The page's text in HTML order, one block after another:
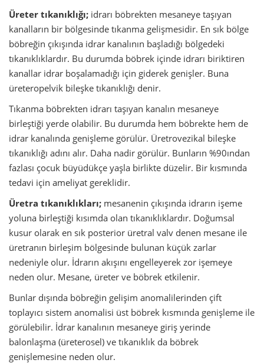
Üreter tıkanıklığı; idrarı böbrekten mesaneye taşıyan
kanalların bir bölgesinde tıkanma gelişmesidir. En sık bölge
böbreğin çıkışında idrar kanalının başladığı bölgedeki
tıkanıklıklardır. Bu durumda böbrek içinde idrarı biriktiren
kanallar idrar boşalamadığı için giderek genişler. Buna
üreteropelvik bileşke tıkanıklığı denir.
Tıkanma böbrekten idrarı taşıyan kanalın mesaneye
birleştiği yerde olabilir. Bu durumda hem böbrekte hem de
idrar kanalında genişleme görülür. Üretrovezikal bileşke
tıkanıklığı adını alır. Daha nadir görülür. Bunların %90ından
fazlası çocuk büyüdükçe yaşla birlikte düzelir. Bir kısmında
tedavi için ameliyat gereklidir.
Üretra tıkanıklıkları; mesanenin çıkışında idrarın işeme
yoluna birleştiği kısımda olan tıkanıklıklardır. Doğumsal
kusur olarak en sık posterior üretral valv denen mesane ile
üretranın birleşim bölgesinde bulunan küçük zarlar
nedeniyle olur. İdrarın akışını engelleyerek zor işemeye
neden olur. Mesane, üreter ve böbrek etkilenir.
Bunlar dışında böbreğin gelişim anomalilerinden çift
toplayıcı sistem anomalisi üst böbrek kısmında genişleme ile
görülebilir. İdrar kanalının mesaneye giriş yerinde
balonlaşma (üreterosel) ve tıkanıklık da böbrek
genişlemesine neden olur.